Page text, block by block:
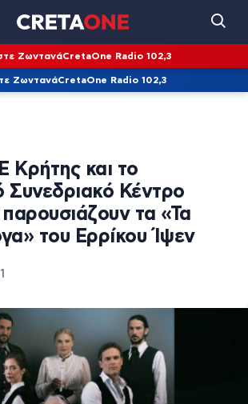
ΖωντανάCretaOne Radio 102,3
ΖωντανάCretaOne Radio 102,3
και το
Συνεδριακό Κέντρο
τα «Τα
του Ερρίκου Ίψεν